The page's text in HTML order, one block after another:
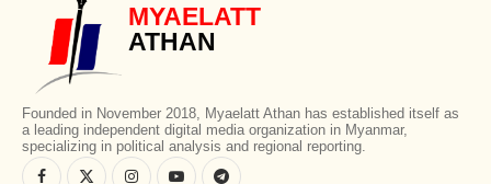
MYAELATT
ATHAN
Founded in November 2018, Myaelatt Athan has established itself as
a leading independent digital media organization in Myanmar,
specializing in political analysis and regional reporting.